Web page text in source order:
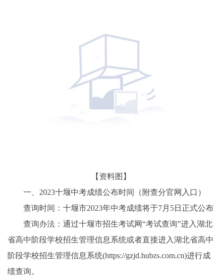
【资料图】
一、2023十堰中考成绩公布时间（附查分官网入口）
查询时间：十堰市2023年中考成绩将于7月5日正式公布
查询办法：通过十堰市招生考试网“考试查询”进入湖北
省高中阶段学校招生管理信息系统或者直接进入湖北省高中
阶段学校招生管理信息系统(https://gzjd.hubzs.com.cn)进行成
绩查询。